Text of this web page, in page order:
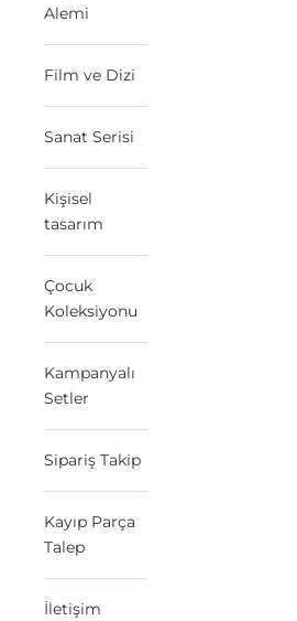
Alemi
Film ve Dizi
Sanat Serisi
Kişisel
tasarım
Çocuk
Koleksiyonu
Kampanyalı
Setler
Sipariş Takip
Kayıp Parça
Talep
İletişim